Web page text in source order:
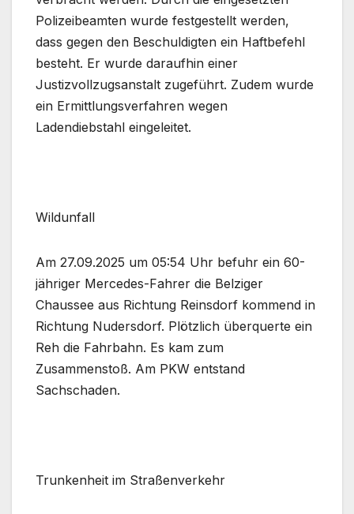
Polizeibeamten wurde festgestellt werden,
dass gegen den Beschuldigten ein Haftbefehl
besteht. Er wurde daraufhin einer
Justizvollzugsanstalt zugeführt. Zudem wurde
ein Ermittlungsverfahren wegen
Ladendiebstahl eingeleitet.
Wildunfall
Am 27.09.2025 um 05:54 Uhr befuhr ein 60-
jähriger Mercedes-Fahrer die Belziger
Chaussee aus Richtung Reinsdorf kommend in
Richtung Nudersdorf. Plötzlich überquerte ein
Reh die Fahrbahn. Es kam zum
Zusammenstoß. Am PKW entstand
Sachschaden.
Trunkenheit im Straßenverkehr